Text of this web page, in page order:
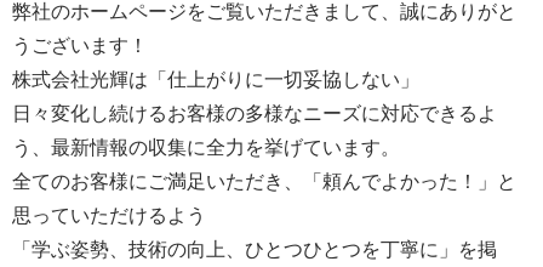
弊社のホームページをご覧いただきまして、誠にありがと
うございます！
株式会社光輝は「仕上がりに一切妥協しない」
日々変化し続けるお客様の多様なニーズに対応できるよ
う、最新情報の収集に全力を挙げています。
全てのお客様にご満足いただき、「頼んでよかった！」と
思っていただけるよう
「学ぶ姿勢、技術の向上、ひとつひとつを丁寧に」を掲